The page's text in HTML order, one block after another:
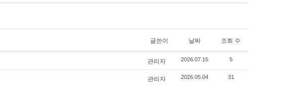
글쓴이 날짜 조회 수
관리자 2026.07.15 5
관리자 2026.05.04 31